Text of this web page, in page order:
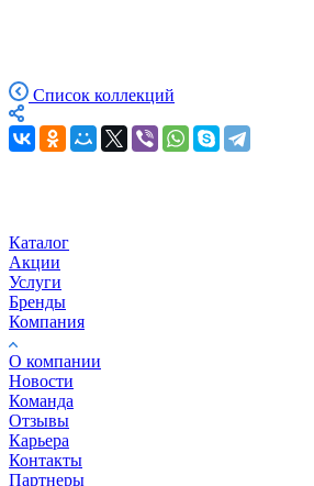
Список коллекций
Каталог
Акции
Услуги
Бренды
Компания
О компании
Новости
Команда
Отзывы
Карьера
Контакты
Партнеры